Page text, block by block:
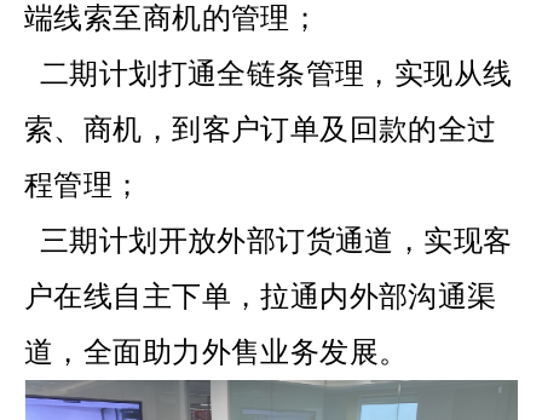
端线索至商机的管理；
二期计划打通全链条管理，实现从线
索、商机，到客户订单及回款的全过
程管理；
三期计划开放外部订货通道，实现客
户在线自主下单，拉通内外部沟通渠
道，全面助力外售业务发展。